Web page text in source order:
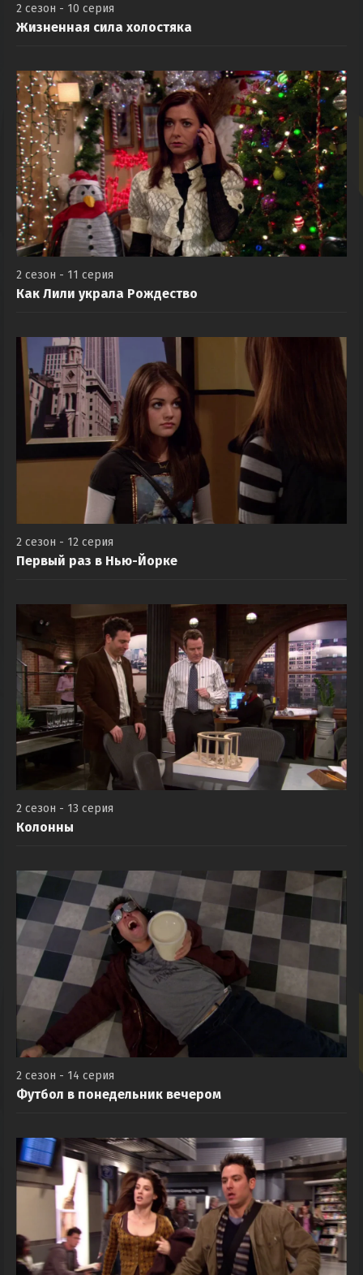
2 сезон - 10 серия
Жизненная сила холостяка
2 сезон - 11 серия
Как Лили украла Рождество
2 сезон - 12 серия
Первый раз в Нью-Йорке
2 сезон - 13 серия
Колонны
2 сезон - 14 серия
Футбол в понедельник вечером